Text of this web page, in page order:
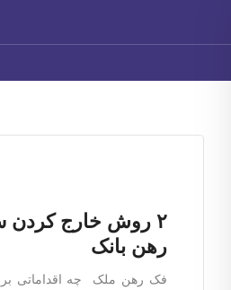
۲ روش خارج کردن
رهن بانک
فک رهن ملک چه اقداماتی